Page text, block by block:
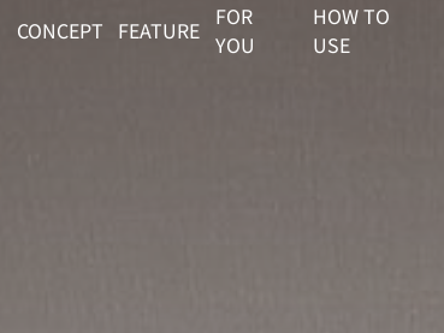
CONCEPT FEATURE FOR
YOU
HOW TO
USE